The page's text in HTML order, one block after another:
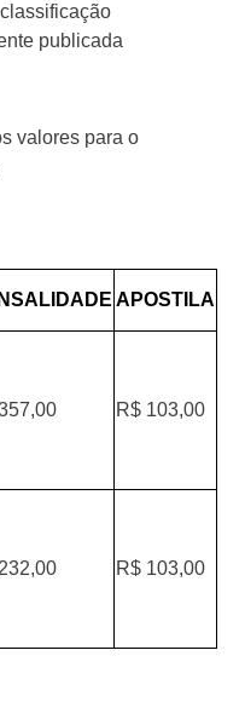
publicada
para o
APOSTILA
R$ 103,00
R$ 103,00